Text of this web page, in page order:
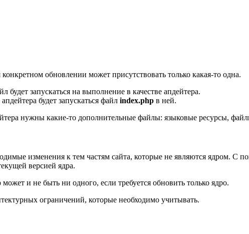
обновлении может присутствовать только какая-то одна.
будет запускаться на выполнение в качестве апдейтера.
будет запускаться файл index.php в ней.
нужны какие-то дополнительные файлы: языковые ресурсы,
изменения к тем частям сайта, которые не являются ядром. С
версией ядра.
и не быть ни одного, если требуется обновить только ядро.
ограничений, которые необходимо учитывать.